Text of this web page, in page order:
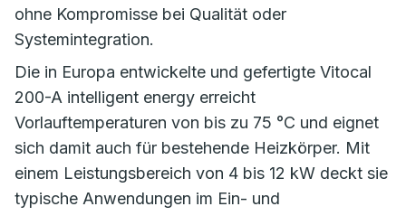
ohne Kompromisse bei Qualität oder
Systemintegration.
Die in Europa entwickelte und gefertigte Vitocal
200-A intelligent energy erreicht
Vorlauftemperaturen von bis zu 75 °C und eignet
sich damit auch für bestehende Heizkörper. Mit
einem Leistungsbereich von 4 bis 12 kW deckt sie
typische Anwendungen im Ein- und